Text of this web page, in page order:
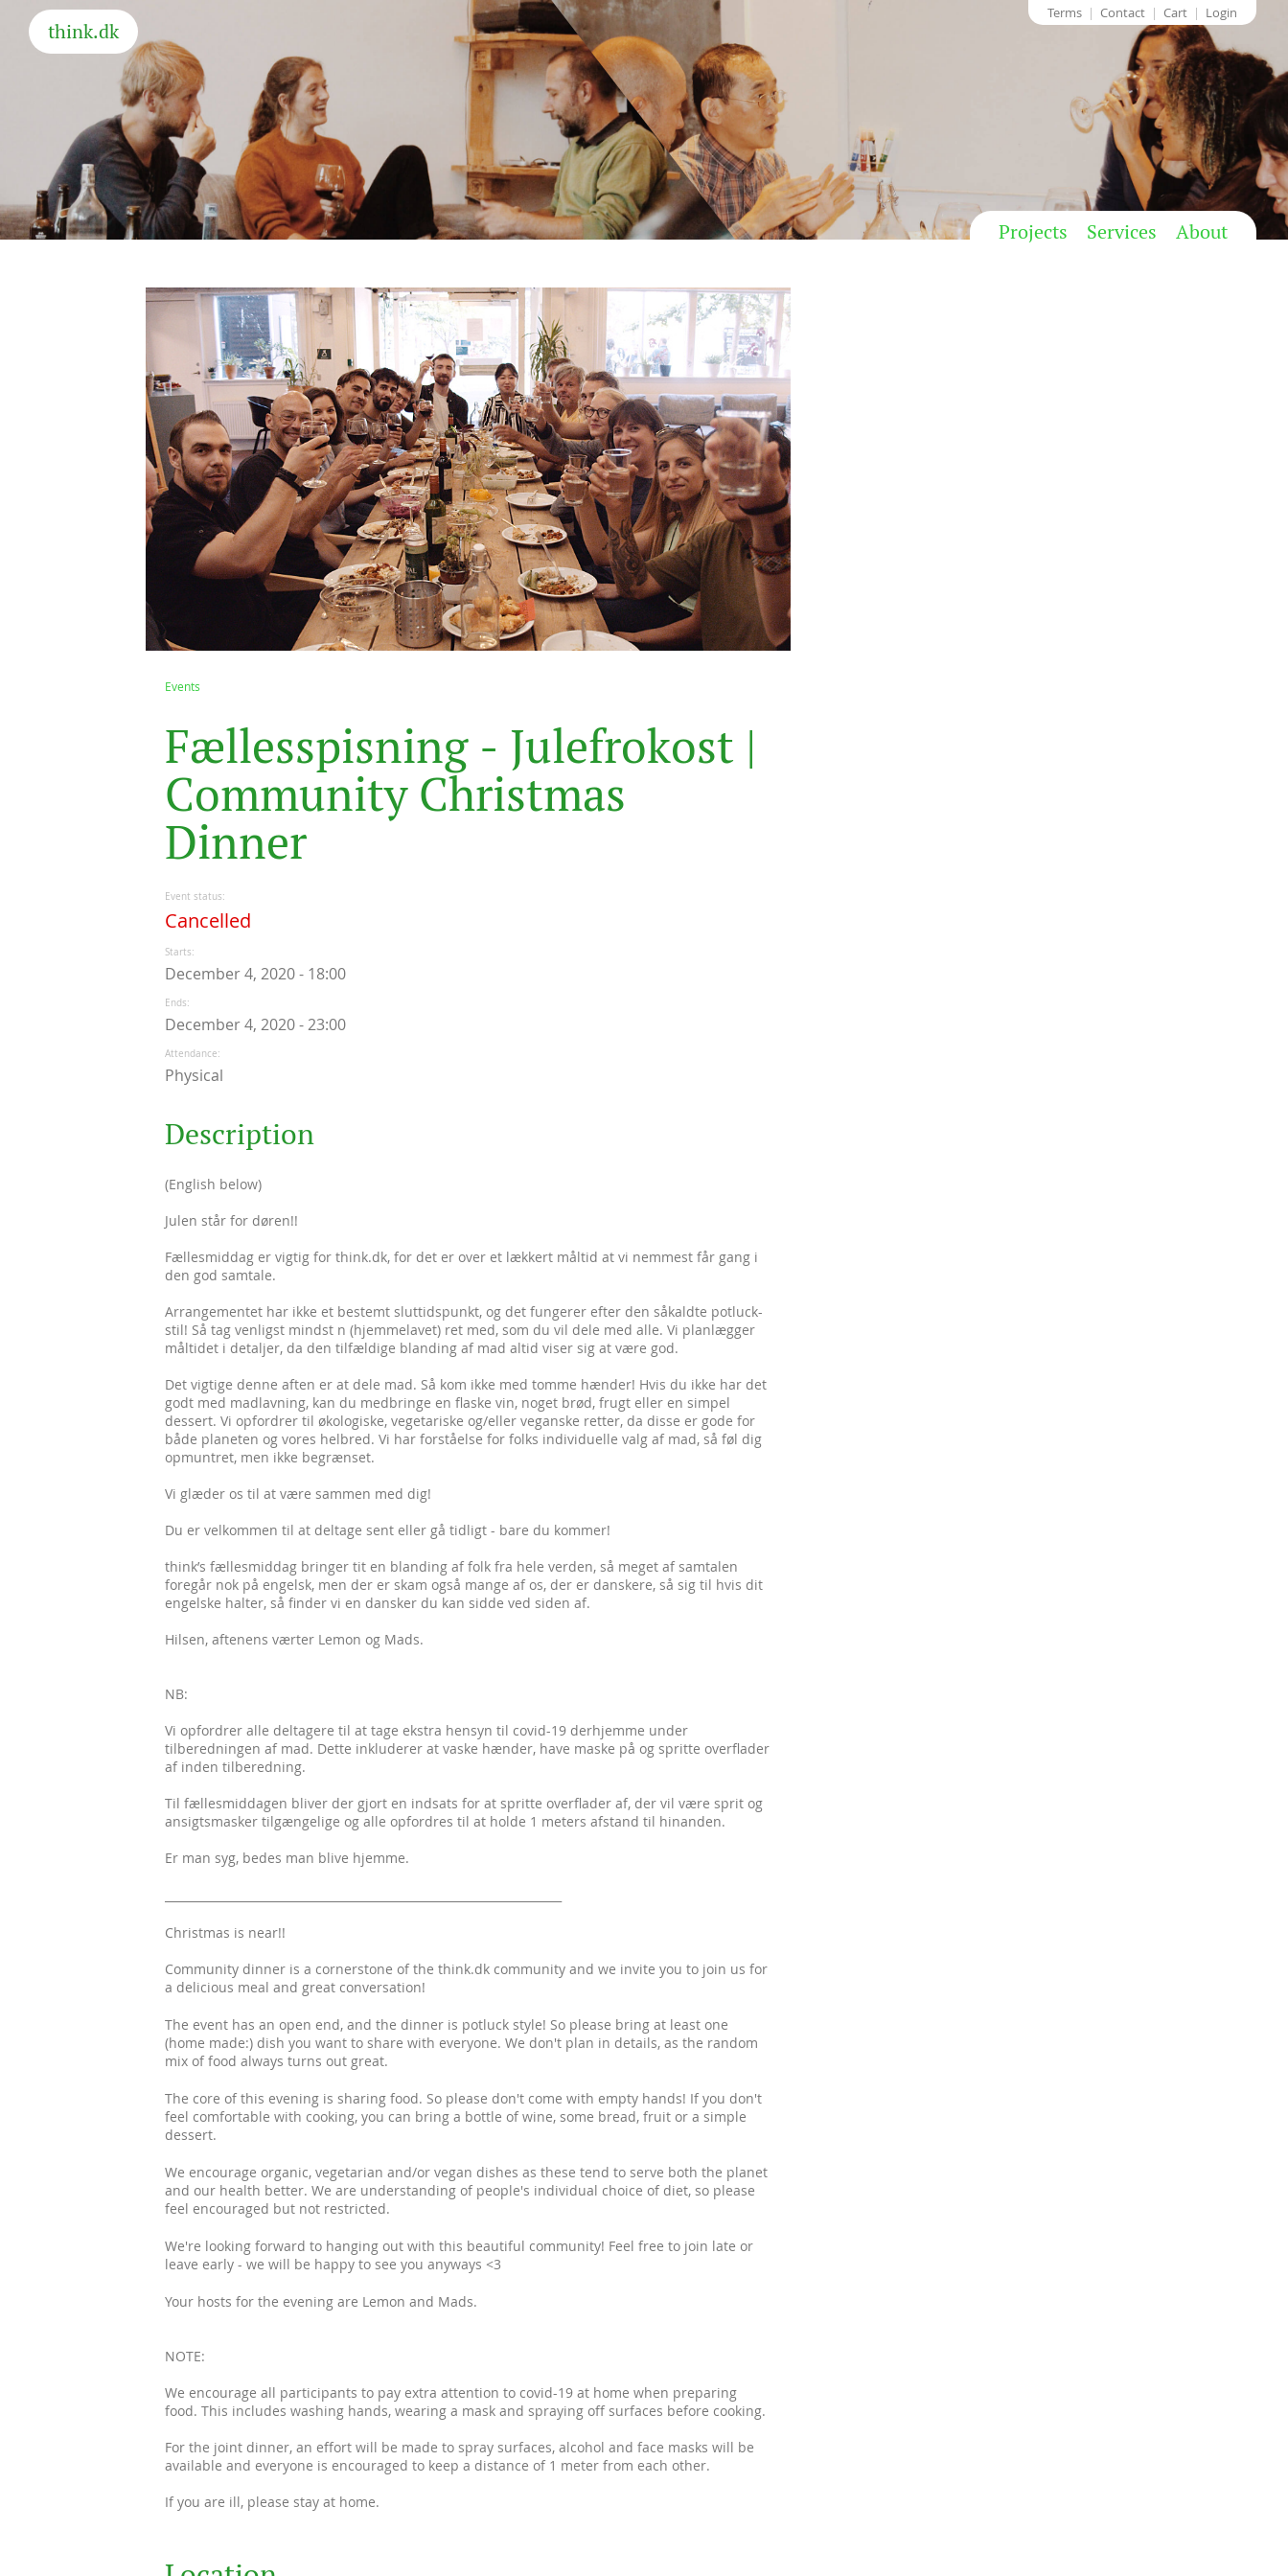
Terms Contact Cart Login
think.dk
Projects Services About
Events
Fællesspisning - Julefrokost |
Community Christmas
Dinner
Event status
Cancelled
Starts
December 4, 2020 - 18:00
Ends
December 4, 2020 - 23:00
Attendance
Physical
Description
(English below)
Julen står for døren!!
Fællesmiddag er vigtig for think.dk, for det er over et lækkert måltid at vi nemmest får gang i
den god samtale.
Arrangementet har ikke et bestemt sluttidspunkt, og det fungerer efter den såkaldte potluck-
stil! Så tag venligst mindst n (hjemmelavet) ret med, som du vil dele med alle. Vi planlægger
måltidet i detaljer, da den tilfældige blanding af mad altid viser sig at være god.
Det vigtige denne aften er at dele mad. Så kom ikke med tomme hænder! Hvis du ikke har det
godt med madlavning, kan du medbringe en flaske vin, noget brød, frugt eller en simpel
dessert. Vi opfordrer til økologiske, vegetariske og/eller veganske retter, da disse er gode for
både planeten og vores helbred. Vi har forståelse for folks individuelle valg af mad, så føl dig
opmuntret, men ikke begrænset.
Vi glæder os til at være sammen med dig!
Du er velkommen til at deltage sent eller gå tidligt - bare du kommer!
think’s fællesmiddag bringer tit en blanding af folk fra hele verden, så meget af samtalen
foregår nok på engelsk, men der er skam også mange af os, der er danskere, så sig til hvis dit
engelske halter, så finder vi en dansker du kan sidde ved siden af.
Hilsen, aftenens værter Lemon og Mads.
NB:
Vi opfordrer alle deltagere til at tage ekstra hensyn til covid-19 derhjemme under
tilberedningen af mad. Dette inkluderer at vaske hænder, have maske på og spritte overflader
af inden tilberedning.
Til fællesmiddagen bliver der gjort en indsats for at spritte overflader af, der vil være sprit og
ansigtsmasker tilgængelige og alle opfordres til at holde 1 meters afstand til hinanden.
Er man syg, bedes man blive hjemme.
Christmas is near!!
Community dinner is a cornerstone of the think.dk community and we invite you to join us for
a delicious meal and great conversation!
The event has an open end, and the dinner is potluck style! So please bring at least one
(home made:) dish you want to share with everyone. We don't plan in details, as the random
mix of food always turns out great.
The core of this evening is sharing food. So please don't come with empty hands! If you don't
feel comfortable with cooking, you can bring a bottle of wine, some bread, fruit or a simple
dessert.
We encourage organic, vegetarian and/or vegan dishes as these tend to serve both the planet
and our health better. We are understanding of people's individual choice of diet, so please
feel encouraged but not restricted.
We're looking forward to hanging out with this beautiful community! Feel free to join late or
leave early - we will be happy to see you anyways <3
Your hosts for the evening are Lemon and Mads.
NOTE:
We encourage all participants to pay extra attention to covid-19 at home when preparing
food. This includes washing hands, wearing a mask and spraying off surfaces before cooking.
For the joint dinner, an effort will be made to spray surfaces, alcohol and face masks will be
available and everyone is encouraged to keep a distance of 1 meter from each other.
If you are ill, please stay at home.